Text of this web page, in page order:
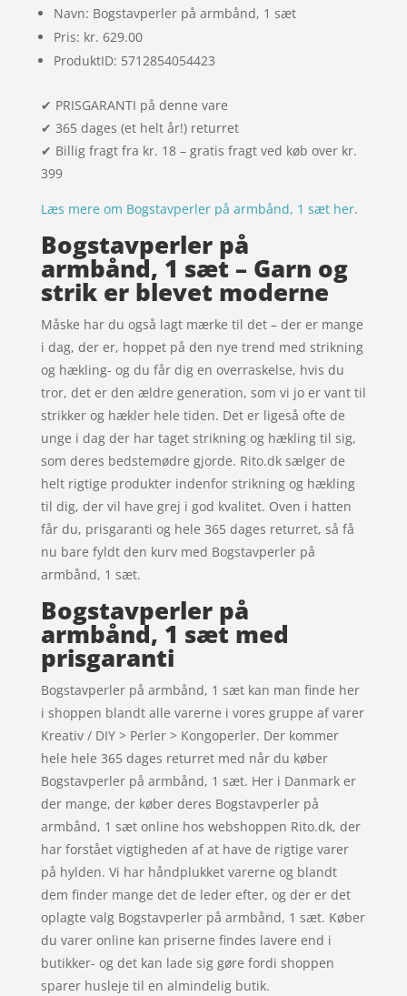
Navn: Bogstavperler på armbånd, 1 sæt
Pris: kr. 629.00
ProduktID: 5712854054423
✔ PRISGARANTI på denne vare
✔ 365 dages (et helt år!) returret
✔ Billig fragt fra kr. 18 – gratis fragt ved køb over kr.
399
Læs mere om Bogstavperler på armbånd, 1 sæt her.
Bogstavperler på
armbånd, 1 sæt – Garn og
strik er blevet moderne
Måske har du også lagt mærke til det – der er mange
i dag, der er, hoppet på den nye trend med strikning
og hækling- og du får dig en overraskelse, hvis du
tror, det er den ældre generation, som vi jo er vant til
strikker og hækler hele tiden. Det er ligeså ofte de
unge i dag der har taget strikning og hækling til sig,
som deres bedstemødre gjorde. Rito.dk sælger de
helt rigtige produkter indenfor strikning og hækling
til dig, der vil have grej i god kvalitet. Oven i hatten
får du, prisgaranti og hele 365 dages returret, så få
nu bare fyldt den kurv med Bogstavperler på
armbånd, 1 sæt.
Bogstavperler på
armbånd, 1 sæt med
prisgaranti
Bogstavperler på armbånd, 1 sæt kan man finde her
i shoppen blandt alle varerne i vores gruppe af varer
Kreativ / DIY > Perler > Kongoperler. Der kommer
hele hele 365 dages returret med når du køber
Bogstavperler på armbånd, 1 sæt. Her i Danmark er
der mange, der køber deres Bogstavperler på
armbånd, 1 sæt online hos webshoppen Rito.dk, der
har forstået vigtigheden af at have de rigtige varer
på hylden. Vi har håndplukket varerne og blandt
dem finder mange det de leder efter, og der er det
oplagte valg Bogstavperler på armbånd, 1 sæt. Køber
du varer online kan priserne findes lavere end i
butikker- og det kan lade sig gøre fordi shoppen
sparer husleje til en almindelig butik.